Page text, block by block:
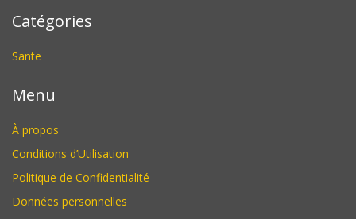
Catégories
Sante
Menu
À propos
Conditions d’Utilisation
Politique de Confidentialité
Données personnelles